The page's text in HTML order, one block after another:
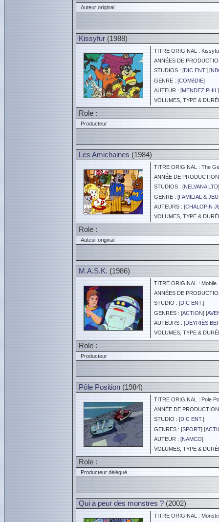
Auteur original
Kissyfur (1988)
TITRE ORIGINAL :
ANNÉES DE
STUDIOS : [DIC ENT.] [
GENRE : [COMéDIE]
AUTEUR : [MENDEZ PHIL ]
VOLUMES, TYPE &
Role :
Producteur
Les Amichaines (1984)
TITRE ORIGINAL : The
ANNÉE DE
STUDIOS : [NELVANA LTD
GENRE : [FAMILIAL &
AUTEURS : [CHALOPIN
VOLUMES, TYPE &
Role :
Auteur original
M.A.S.K. (1986)
TITRE ORIGINAL :
ANNÉES DE
STUDIO : [DIC ENT.]
GENRES : [ACTION] [
AUTEURS : [DEYRIÈS
VOLUMES, TYPE &
Role :
Producteur
Pôle Position (1984)
TITRE ORIGINAL : Pole
ANNÉE DE
STUDIO : [DIC ENT.]
GENRES : [SPORT] [
AUTEUR : [NAMCO]
VOLUMES, TYPE &
Role :
Producteur délégué
Qui a peur des monstres ? (2002)
TITRE ORIGINAL :